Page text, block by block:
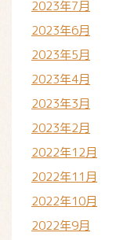
2023年7月
2023年6月
2023年5月
2023年4月
2023年3月
2023年2月
2022年12月
2022年11月
2022年10月
2022年9月